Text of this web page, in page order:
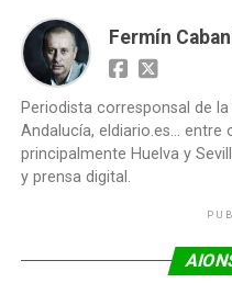
Fermín
Periodista corresponsal de la
Andalucía, eldiario.es... entre
principalmente Huelva y
y prensa digital.